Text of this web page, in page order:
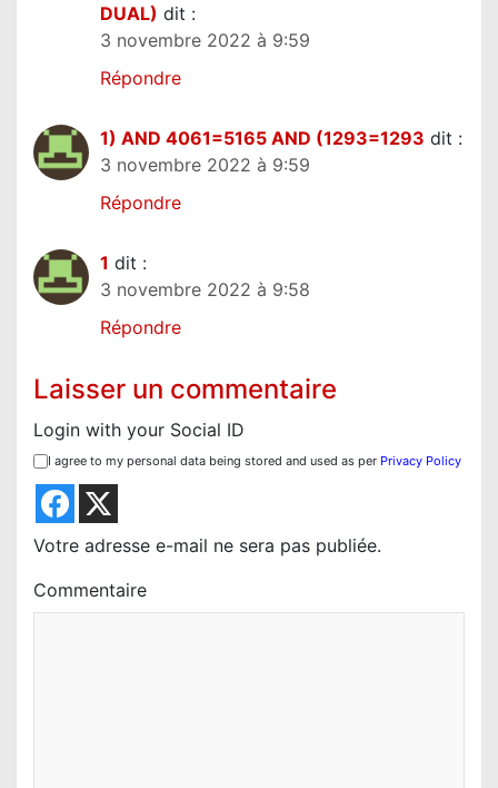
DUAL) dit :
3 novembre 2022 à 9:59
Répondre
1) AND 4061=5165 AND (1293=1293 dit :
3 novembre 2022 à 9:59
Répondre
1 dit :
3 novembre 2022 à 9:58
Répondre
Laisser un commentaire
Login with your Social ID
I agree to my personal data being stored and used as per Privacy Policy
Votre adresse e-mail ne sera pas publiée.
Commentaire